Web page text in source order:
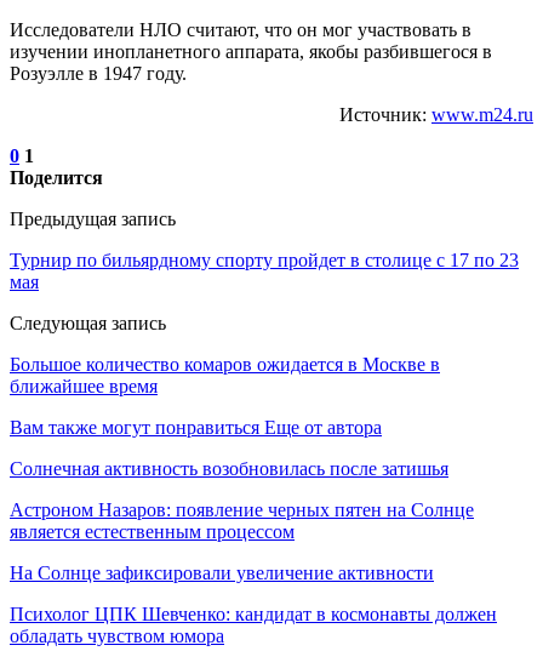
Исследователи НЛО считают, что он мог участвовать в
изучении инопланетного аппарата, якобы разбившегося в
Розуэлле в 1947 году.
Источник: www.m24.ru
0 1
Поделится
Предыдущая запись
Турнир по бильярдному спорту пройдет в столице с 17 по 23
мая
Следующая запись
Большое количество комаров ожидается в Москве в
ближайшее время
Вам также могут понравиться Еще от автора
Солнечная активность возобновилась после затишья
Астроном Назаров: появление черных пятен на Солнце
является естественным процессом
На Солнце зафиксировали увеличение активности
Психолог ЦПК Шевченко: кандидат в космонавты должен
обладать чувством юмора